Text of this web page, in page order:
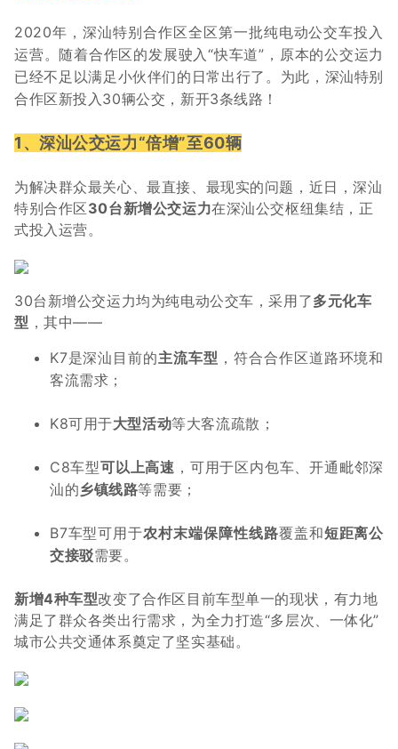
2020年， 深汕特别合作区全区第一批纯电动公交车投入
运营。 随着合作区的发展驶入“快车道”， 原本的公交运力
已经不足以满足小伙伴们的日常出行了。 为此， 深汕特别
合作区新投入30辆公交， 新开3条线路！
1、深汕公交运力“倍增”至60辆
为解决群众最关心、最直接、最现实的问题，近日，深汕
特别合作区30台新增公交运力在深汕公交枢纽集结，正
式投入运营。
30台新增公交运力均为纯电动公交车，采用了多元化车
型 ，其中——
K7是深汕目前的主流车型 ，符合合作区道路环境和
客流需求；
K8可用于大型活动等大客流疏散；
C8车型可以上高速 ，可用于区内包车、开通毗邻深
汕的乡镇线路等需要；
B7车型可用于农村末端保障性线路覆盖和短距离公
交接驳需要。
新增4种车型改变了合作区目前车型单一的现状，有力地
满足了群众各类出行需求，为全力打造“多层次、一体化”
城市公共交通体系奠定了坚实基础。